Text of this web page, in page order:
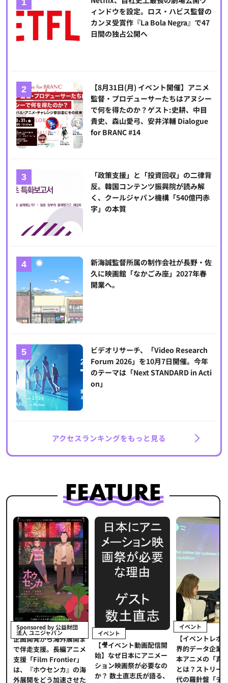
ィンドウを設定。ロス・ハビス監督の
カンヌ受賞作『La Bola Negra』で47
日間の独占公開へ
【8月31日(月) イベント開催】アニメ
監督・プロデューサーたちはアヌシー
で何を得たのか？ゲスト:史耕、中目
貴史、森山愛弓、安井洋輔 Dialogue
for BRANC #14
「政策支援」と「投資回収」の二律背
反。韓国コンテンツ振興院が読み解
く、クールジャパン機構「540億円赤
字」の本質
新海誠監督所属の制作会社が長野・佐
久に映画館「なかごみ座」2027年春
開業へ。
ビデオリサーチ、「Video Research
Forum 2026」を10月7日開催。今年
のテーマは「Next STANDARD in Acti
on」
アクセスランキングをもっと見る
Sponsored by 公益財団
法人 ユニジャパン
企画開発から海外展開ま
で伴走支援。長編アニメ
支援「Film Frontier」
は、『ホウセンカ』の海
外展開をどう加速させた
イベント
【🎥イベント動画配信開
始】なぜ日本にアニメー
ション映画祭が必要なの
か？ 数土直志氏が語る、
イベント
【イベントレポ
界的データ企業
本アニメの「真
とは？ストリー
代の羅針盤「デ